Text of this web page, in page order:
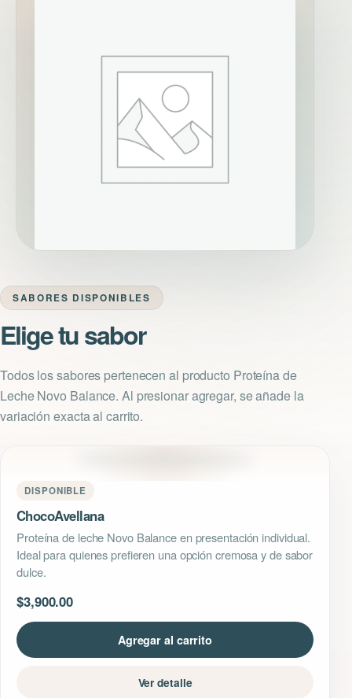
SABORES DISPONIBLES
Elige tu sabor
Todos los sabores pertenecen al producto Proteína de
Leche Novo Balance. Al presionar agregar, se añade la
variación exacta al carrito.
DISPONIBLE
ChocoAvellana
Proteína de leche Novo Balance en presentación individual.
Ideal para quienes prefieren una opción cremosa y de sabor
dulce.
$3,900.00
Agregar al carrito
Ver detalle